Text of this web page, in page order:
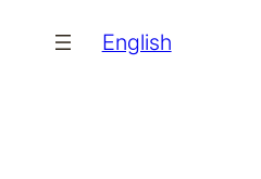
English